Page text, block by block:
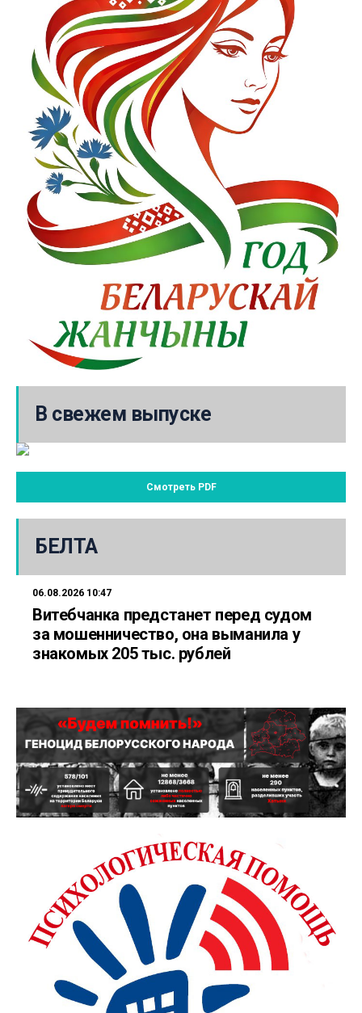
В свежем выпуске
Смотреть PDF
БЕЛТА
06.08.2026 10:47
Витебчанка предстанет перед судом
за мошенничество, она выманила у
знакомых 205 тыс. рублей